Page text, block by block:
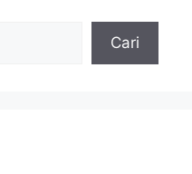
Cari